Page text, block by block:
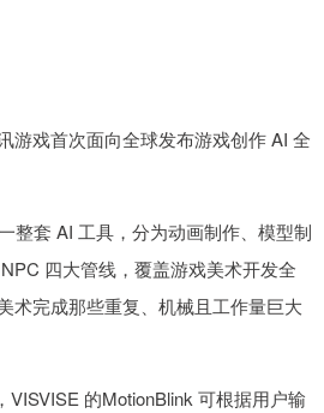
游戏首次面向全球发布游戏创作 AI 全
整套 AI 工具，分为动画制作、模型制
四大管线，覆盖游戏美术开发全
术完成那些重复、机械且工作量巨大
VISVISE 的MotionBlink 可根据用户输